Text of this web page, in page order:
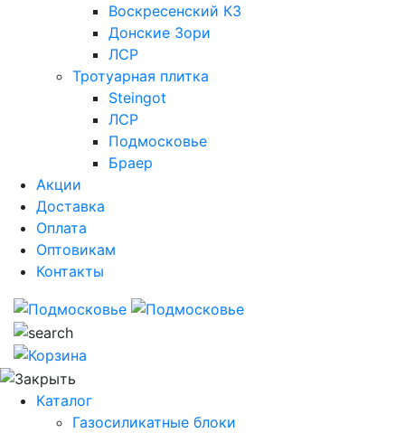
Воскресенский КЗ
Донские Зори
ЛСР
Тротуарная плитка
Steingot
ЛСР
Подмосковье
Браер
Акции
Доставка
Оплата
Оптовикам
Контакты
Каталог
Газосиликатные блоки